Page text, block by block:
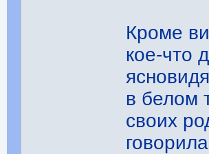
Кроме
кое-что
в белом
своих